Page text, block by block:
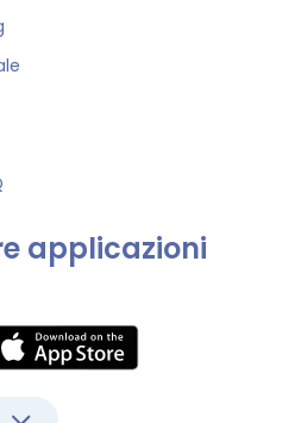
applicazioni